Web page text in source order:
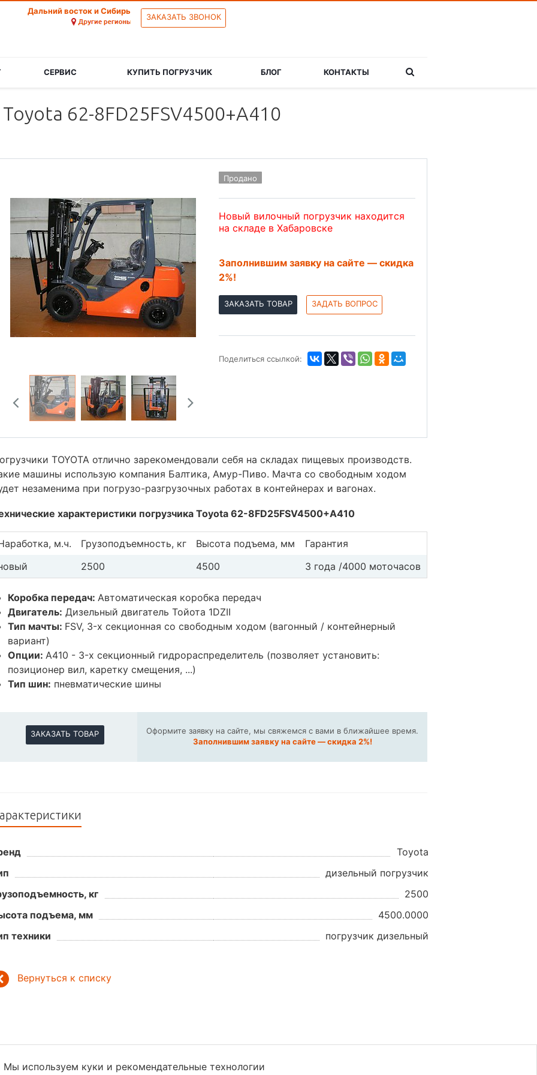
ЗАКАЗАТЬ ЗВОНОК
Дальний восток и Сибирь
СЕРВИС КУПИТЬ ПОГРУЗЧИК БЛОГ КОНТАКТЫ
62-8FD25FSV4500+A410
Продано
Новый вилочный погрузчик находится
на складе в Хабаровске
Заполнившим заявку на сайте — скидка
2%!
ЗАКАЗАТЬ ТОВАР ЗАДАТЬ ВОПРОС
Поделиться ссылкой:
TOYOTA отлично зарекомендовали себя на складах пищевых производств.
машины использую компания Балтика, Амур-Пиво. Мачта со свободным ходом
незаменима при погрузо-разгрузочных работах в контейнерах и вагонах.
характеристики погрузчика Toyota 62-8FD25FSV4500+A410
м.ч. Грузоподъемность, кг Высота подъема, мм
Гарантия
2500 4500 3 года /4000 моточасов
Коробка передач: Автоматическая коробка передач
Двигатель: Дизельный двигатель Тойота 1DZII
Тип мачты: FSV, 3-х секционная со свободным ходом (вагонный / контейнерный
вариант)
Опции: A410 - 3-х секционный гидрораспределитель (позволяет установить:
позиционер вил, каретку смещения, ...)
Тип шин: пневматические шины
ЗАКАЗАТЬ ТОВАР
Оформите заявку на сайте, мы свяжемся с вами в ближайшее время.
Заполнившим заявку на сайте — скидка 2%!
Toyota
дизельный погрузчик
кг
2500
подъема, мм
4500.0000
техники
погрузчик дизельный
Вернуться к списку
Мы используем куки и рекомендательные технологии